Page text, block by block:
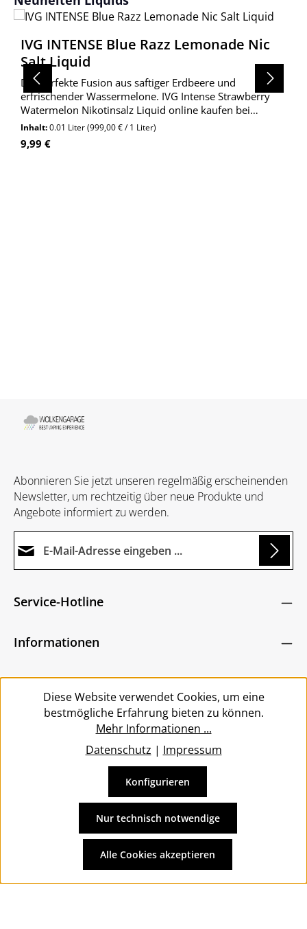
IVG INTENSE Blue Razz Lemonade Nic
Salt Liquid
Die perfekte Fusion aus saftiger Erdbeere und
erfrischender Wassermelone. IVG Intense Strawberry
Watermelon Nikotinsalz Liquid online kaufen bei
Wolkengarage!
Inhalt:0.01 Liter(999,00 € / 1 Liter)
Regulärer Preis:
9,99 €
Abonnieren Sie jetzt unseren regelmäßig erscheinenden
Newsletter, um rechtzeitig über neue Produkte und
Angebote informiert zu werden.
Ich habe dieDatenschutzbestimmungen
bin mit ihnen einverstanden.
Zeichen ein*
Die mit einem Stern (*) markierten Felder sind
Service-Hotline
Informationen
Service
Vertrag widerrufen
und ggf. Nachnahmegebühren, wenn nicht anders
angegeben.
Diese Website verwendet Cookies, um eine
bestmögliche Erfahrung bieten zu können.
Mehr Informationen ...
Datenschutz | Impressum
Nur technisch notwendige
Konfigurieren
Alle Cookies akzeptieren